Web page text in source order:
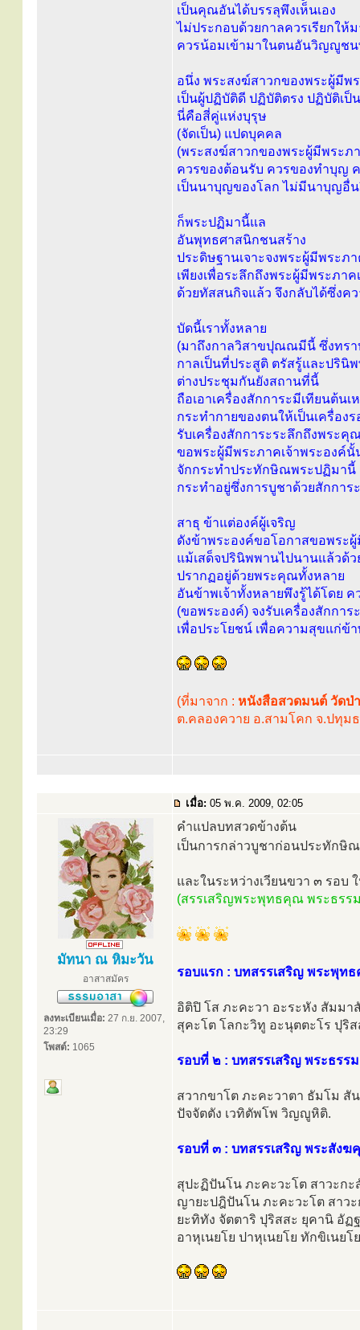
เป็นคุณอันได้บรรลุพึงเห็นเอง
ไม่ประกอบด้วยกาลควรเรียกให้
ควรน้อมเข้ามาในตนอันวิญญูชน
อนึ่ง พระสงฆ์สาวกของพระผู้มีพ
เป็นผู้ปฏิบัติดี ปฏิบัติตรง ปฏิบัติเป็
นี่คือสี่คู่แห่งบุรุษ
(จัดเป็น) แปดบุคคล
(พระสงฆ์สาวกของพระผู้มีพระภ
ควรของต้อนรับ ควรของทำบุญ
เป็นนาบุญของโลก ไม่มีนาบุญอื่น
ก็พระปฏิมานี้แล
อันพุทธศาสนิกชนสร้าง
ประดิษฐานเจาะจงพระผู้มีพระภ
เพียงเพื่อระลึกถึงพระผู้มีพระภา
ด้วยทัสสนกิจแล้ว จึงกลับได้ซึ่งค
บัดนี้เราทั้งหลาย
(มาถึงกาลวิสาขปุณณมีนี้ ซึ่งทรา
กาลเป็นที่ประสูติ ตรัสรู้และปรินิ
ต่างประชุมกันยังสถานที่นี้
ถือเอาเครื่องสักการะมีเทียนต้นเ
กระทำกายของตนให้เป็นเครื่องร
รับเครื่องสักการะระลึกถึงพระคุ
ขอพระผู้มีพระภาคเจ้าพระองค์นั้
จักกระทำประทักษิณพระปฏิมานี้
กระทำอยู่ซึ่งการบูชาด้วยสักการ
สาธุ ข้าแต่องค์ผู้เจริญ
ดังข้าพระองค์ขอโอกาสขอพระ
แม้เสด็จปรินิพพานไปนานแล้วด้ว
ปรากฏอยู่ด้วยพระคุณทั้งหลาย
อันข้าพเจ้าทั้งหลายพึงรู้ได้โดย ค
(ขอพระองค์) จงรับเครื่องสักกา
เพื่อประโยชน์ เพื่อความสุขแก่ข้
(ที่มาจาก : หนังสือสวดมนต์ วัดป่
ต.คลองควาย อ.สามโคก จ.ปทุม
เมื่อ: 05 พ.ค. 2009, 02:05
มัทนา ณ หิมะวัน
อาสาสมัคร
ลงทะเบียนเมื่อ: 27 ก.ย. 2007,
23:29
โพสต์: 1065
คำแปลบทสวดข้างต้น
เป็นการกล่าวบูชาก่อนประทักษิ
และในระหว่างเวียนขวา ๓ รอบ
(สรรเสริญพระพุทธคุณ พระธร
รอบแรก : บทสรรเสริญ พระพุท
อิติปิ โส ภะคะวา อะระหัง สัมม
สุคะโต โลกะวิทู อะนุตตะโร ปุริ
รอบที่ ๒ : บทสรรเสริญ พระธรร
สวากขาโต ภะคะวาตา ธัมโม สั
ปัจจัตตัง เวทิตัพโพ วิญญูหิติ.
รอบที่ ๓ : บทสรรเสริญ พระสังฆ
สุปะฏิปันโน ภะคะวะโต สาวะก
ญายะปฎิปันโน ภะคะวะโต สาว
ยะทิทัง จัตตาริ ปุริสสะ ยุคานิ อัฏ
อาหุเนยโย ปาหุเนยโย ทักขิเนย